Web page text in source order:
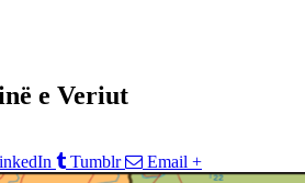
e Veriut
Tumblr Email +